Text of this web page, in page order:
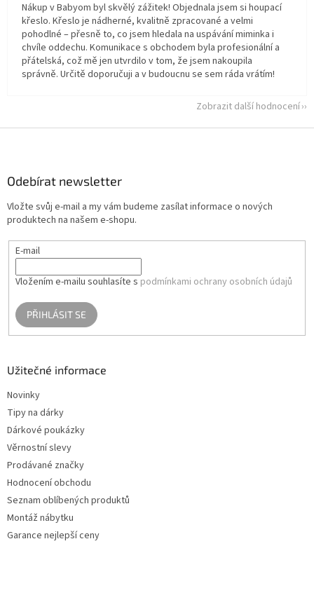
Nákup v Babyom byl skvělý zážitek! Objednala jsem si houpací
křeslo. Křeslo je nádherné, kvalitně zpracované a velmi
pohodlné – přesně to, co jsem hledala na uspávání miminka i
chvíle oddechu. Komunikace s obchodem byla profesionální a
přátelská, což mě jen utvrdilo v tom, že jsem nakoupila
správně. Určitě doporučuji a v budoucnu se sem ráda vrátím!
Zobrazit další hodnocení
Odebírat newsletter
Vložte svůj e-mail a my vám budeme zasílat informace o nových
produktech na našem e-shopu.
E-mail
Vložením e-mailu souhlasíte s podmínkami ochrany osobních údajů
PŘIHLÁSIT SE
Užitečné informace
Novinky
Tipy na dárky
Dárkové poukázky
Věrnostní slevy
Prodávané značky
Hodnocení obchodu
Seznam oblíbených produktů
Montáž nábytku
Garance nejlepší ceny